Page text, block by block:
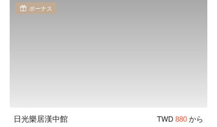
ボーナス
日光樂居漢中館 TWD 880から